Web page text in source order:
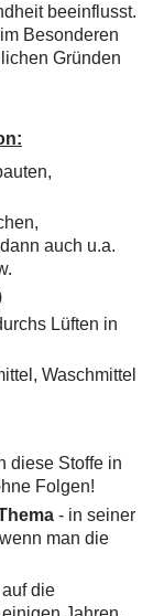
beeinflusst.
Besonderen
Gründen
auch u.a.
Lüften in
Waschmittel
diese Stoffe in
Folgen!
- in seiner
man die
die